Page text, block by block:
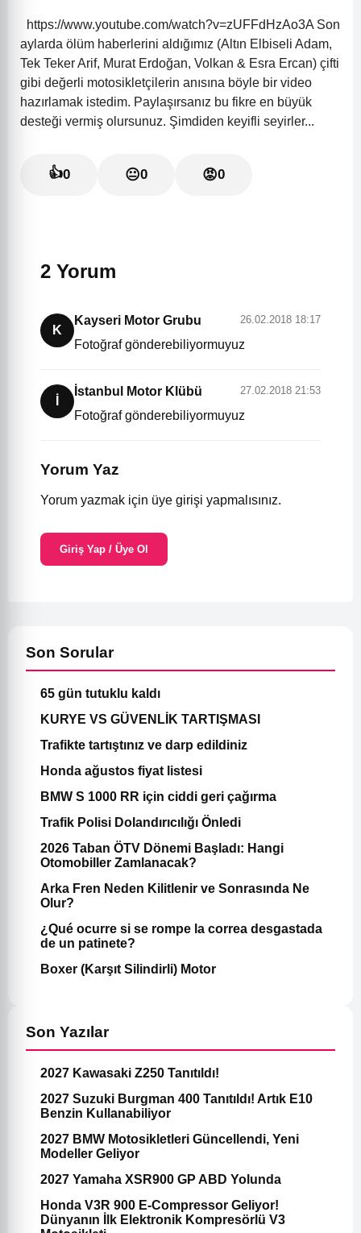
https://www.youtube.com/watch?v=zUFFdHzAo3A Son
aylarda ölüm haberlerini aldığımız (Altın Elbiseli Adam,
Tek Teker Arif, Murat Erdoğan, Volkan & Esra Ercan) çifti
gibi değerli motosikletçilerin anısına böyle bir video
hazırlamak istedim. Paylaşırsanız bu fikre en büyük
desteği vermiş olursunuz. Şimdiden keyifli seyirler...
👍0 😐0 😡0
2 Yorum
K
Kayseri Motor Grubu 26.02.2018 18:17
Fotoğraf gönderebiliyormuyuz
İstanbul Motor Klübü 27.02.2018 21:53
Fotoğraf gönderebiliyormuyuz
Yorum Yaz
Yorum yazmak için üye girişi yapmalısınız.
Giriş Yap / Üye Ol
Son Sorular
65 gün tutuklu kaldı
KURYE VS GÜVENLİK TARTIŞMASI
Trafikte tartıştınız ve darp edildiniz
Honda ağustos fiyat listesi
BMW S 1000 RR için ciddi geri çağırma
Trafik Polisi Dolandırıcılığı Önledi
2026 Taban ÖTV Dönemi Başladı: Hangi
Otomobiller Zamlanacak?
Arka Fren Neden Kilitlenir ve Sonrasında Ne
Olur?
¿Qué ocurre si se rompe la correa desgastada
de un patinete?
Boxer (Karşıt Silindirli) Motor
Son Yazılar
2027 Kawasaki Z250 Tanıtıldı!
2027 Suzuki Burgman 400 Tanıtıldı! Artık E10
Benzin Kullanabiliyor
2027 BMW Motosikletleri Güncellendi, Yeni
Modeller Geliyor
2027 Yamaha XSR900 GP ABD Yolunda
Honda V3R 900 E-Compressor Geliyor!
Dünyanın İlk Elektronik Kompresörlü V3